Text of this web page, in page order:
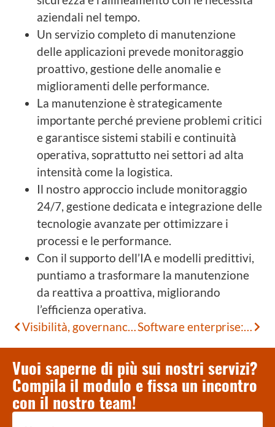
aziendali nel tempo.
Un servizio completo di manutenzione
delle applicazioni prevede monitoraggio
proattivo, gestione delle anomalie e
miglioramenti delle performance.
La manutenzione è strategicamente
importante perché previene problemi critici
e garantisce sistemi stabili e continuità
operativa, soprattutto nei settori ad alta
intensità come la logistica.
Il nostro approccio include monitoraggio
24/7, gestione dedicata e integrazione delle
tecnologie avanzate per ottimizzare i
processi e le performance.
Con il supporto dell’IA e modelli predittivi,
puntiamo a trasformare la manutenzione
da reattiva a proattiva, migliorando
l’efficienza operativa.
Visibilità, governance e conformità: il ruolo dell’AI Gateway nello stack enterprise
Software enterprise: come far emergere i requisiti degli utenti esperti
Vuoi saperne di più sui nostri servizi?
Compila il modulo e fissa un incontro
con il nostro team!